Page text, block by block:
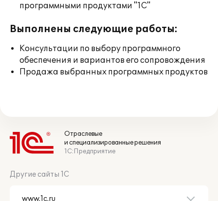
программными продуктами "1С"
Выполнены следующие работы:
Консультации по выбору программного
обеспечения и вариантов его сопровождения
Продажа выбранных программных продуктов
Отраслевые
и специализированные решения
1С:Предприятие
Другие сайты 1С